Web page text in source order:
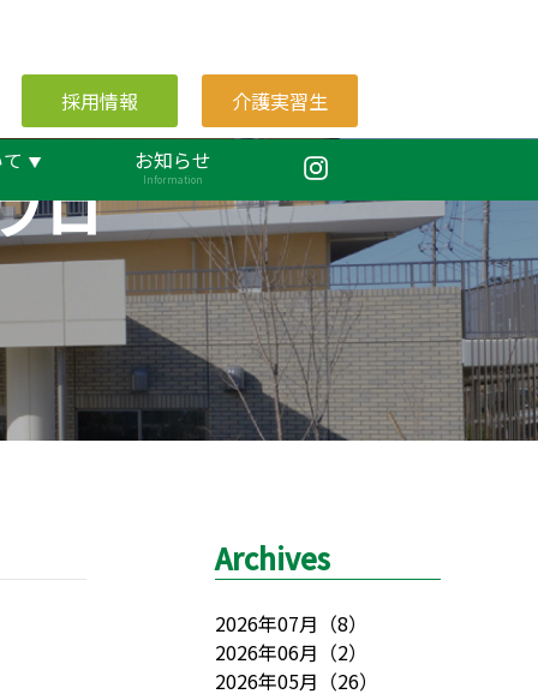
採用情報 介護実習生
お知らせ
Information
ロ
Archives
2026年07月 （8）
2026年06月 （2）
2026年05月 （26）